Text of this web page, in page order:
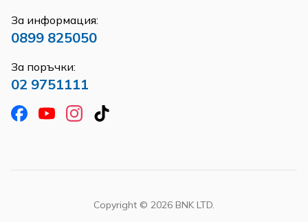
За информация:
0899 825050
За поръчки:
02 9751111
Copyright © 2026 BNK LTD.